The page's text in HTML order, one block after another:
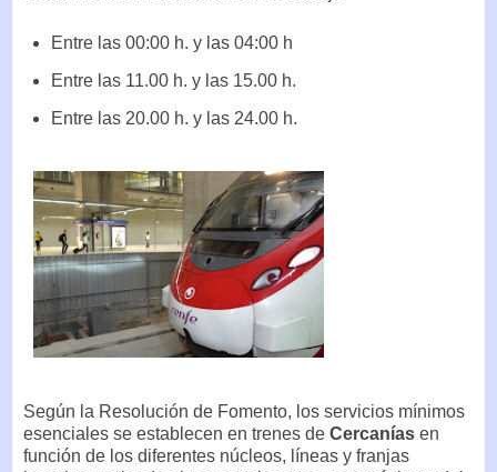
Entre las 00:00 h. y las 04:00 h
Entre las 11.00 h. y las 15.00 h.
Entre las 20.00 h. y las 24.00 h.
Según la Resolución de Fomento, los servicios mínimos
esenciales se establecen en trenes de Cercanías en
función de los diferentes núcleos, líneas y franjas